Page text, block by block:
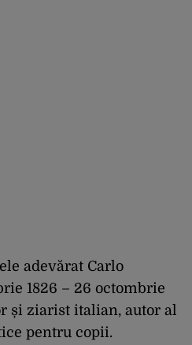
adevărat Carlo
1826 – 26 octombrie
și ziarist italian, autor al
pentru copii.